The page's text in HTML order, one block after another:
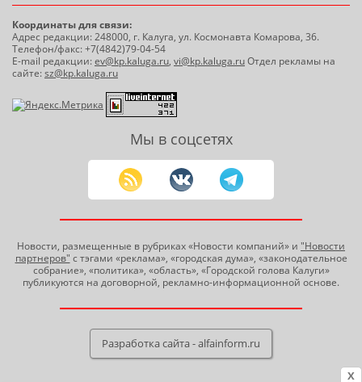
Координаты для связи:
Адрес редакции: 248000, г. Калуга, ул. Космонавта Комарова, 36.
Телефон/факс: +7(4842)79-04-54
E-mail редакции:ev@kp.kaluga.ru, vi@kp.kaluga.ruОтдел рекламы на
сайте:sz@kp.kaluga.ru
Мы в соцсетях
Новости, размещенные в рубриках «Новости компаний» и "Новости
партнеров" с тэгами «реклама», «городская дума», «законодательное
собрание», «политика», «область», «Городской голова Калуги»
публикуются на договорной, рекламно-информационной основе.
Разработка сайта - alfainform.ru
X